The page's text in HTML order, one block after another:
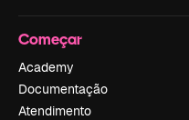
Começar
Academy
Documentação
Atendimento